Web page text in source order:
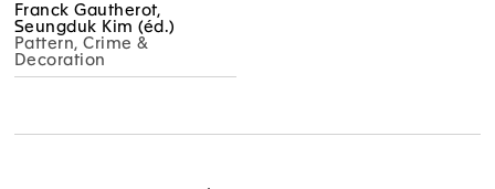
Franck Gautherot,
Seungduk Kim (éd.)
Pattern, Crime &
Decoration